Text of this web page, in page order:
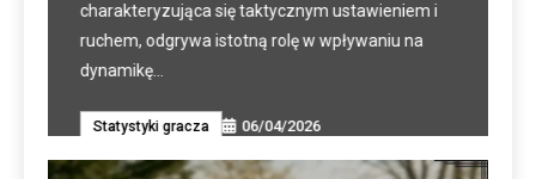
charakteryzująca się taktycznym ustawieniem i
ruchem, odgrywa istotną rolę w wpływaniu na
dynamikę…
Statystyki gracza 06/04/2026